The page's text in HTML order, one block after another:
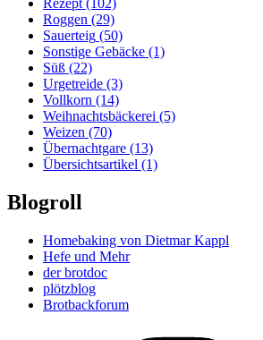
Roggen (29)
Sauerteig (50)
Sonstige Gebäcke (1)
Süß (22)
Urgetreide (3)
Vollkorn (14)
Weihnachtsbäckerei (5)
Weizen (70)
Übernachtgare (13)
Übersichtsartikel (1)
Blogroll
Homebaking von Dietmar Kappl
Hefe und Mehr
der brotdoc
plötzblog
Brotbackforum